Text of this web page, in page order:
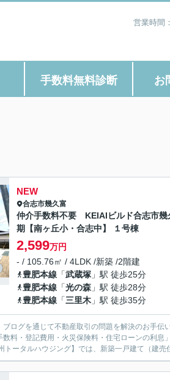
営業時間
手数料無料診断 お
NEW
合志市幾久富
仲介手数料不要 KEIAIビルド合志市幾
期【南ヶ丘小・合志中】 １号棟
2,599万円
- / 105.76㎡ / 4LDK /新築 /2階建
豊肥本線 「武蔵塚 」駅 徒歩25分
豊肥本線 「光の森 」駅 徒歩28分
豊肥本線 「三里木 」駅 徒歩35分
を通じて不動産取引の問題を解決のお手伝いをする、合志
料・登記費用・火災保険料・住宅ローンの利
う費用があります。 【九州トータルハウジング】では、新築一